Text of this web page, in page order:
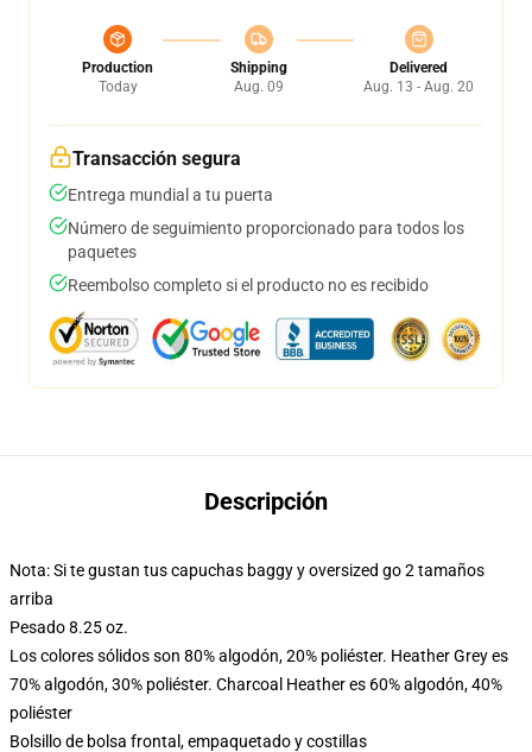
Production
Today
Shipping
Aug. 09
Delivered
Aug. 13 - Aug. 20
Transacción segura
Entrega mundial a tu puerta
Número de seguimiento proporcionado para todos los
paquetes
Reembolso completo si el producto no es recibido
Descripción
Nota: Si te gustan tus capuchas baggy y oversized go 2 tamaños
arriba
Pesado 8.25 oz.
Los colores sólidos son 80% algodón, 20% poliéster. Heather Grey es
70% algodón, 30% poliéster. Charcoal Heather es 60% algodón, 40%
poliéster
Bolsillo de bolsa frontal, empaquetado y costillas